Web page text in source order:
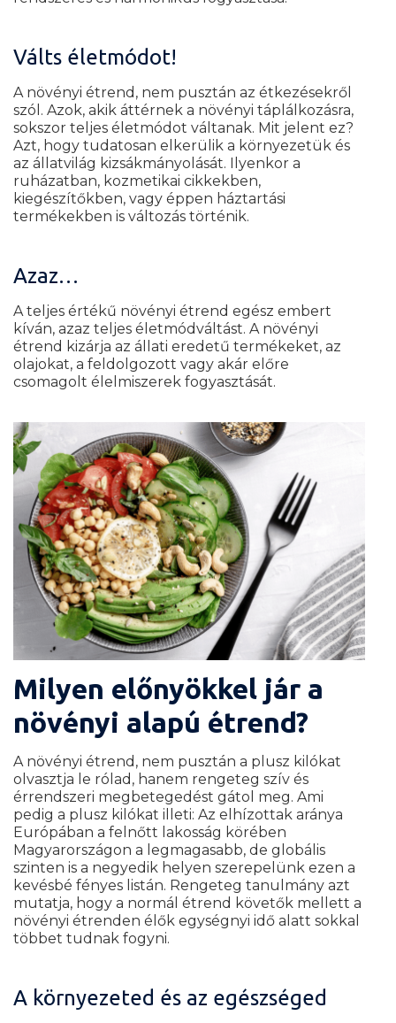
Válts életmódot!
A növényi étrend, nem pusztán az étkezésekről
szól. Azok, akik áttérnek a növényi táplálkozásra,
sokszor teljes életmódot váltanak. Mit jelent ez?
Azt, hogy tudatosan elkerülik a környezetük és
az állatvilág kizsákmányolását. Ilyenkor a
ruházatban, kozmetikai cikkekben,
kiegészítőkben, vagy éppen háztartási
termékekben is változás történik.
Azaz…
A teljes értékű növényi étrend egész embert
kíván, azaz teljes életmódváltást. A növényi
étrend kizárja az állati eredetű termékeket, az
olajokat, a feldolgozott vagy akár előre
csomagolt élelmiszerek fogyasztását.
Milyen előnyökkel jár a
növényi alapú étrend?
A növényi étrend, nem pusztán a plusz kilókat
olvasztja le rólad, hanem rengeteg szív és
érrendszeri megbetegedést gátol meg. Ami
pedig a plusz kilókat illeti: Az elhízottak aránya
Európában a felnőtt lakosság körében
Magyarországon a legmagasabb, de globális
szinten is a negyedik helyen szerepelünk ezen a
kevésbé fényes listán. Rengeteg tanulmány azt
mutatja, hogy a normál étrend követők mellett a
növényi étrenden élők egységnyi idő alatt sokkal
többet tudnak fogyni.
A környezeted és az egészséged